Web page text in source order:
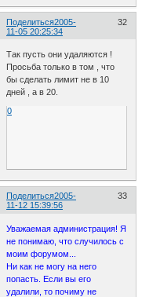
Поделиться 32
2005-
11-05 20:25:34
Так пусть они удаляются !
Просьба только в том , что
бы сделать лимит не в 10
дней , а в 20.
0
Поделиться 33
2005-
11-12 15:39:56
Уважаемая администрация! Я
не понимаю, что случилось с
моим форумом...
Ни как не могу на него
попасть. Если вы его
удалили, то почиму не